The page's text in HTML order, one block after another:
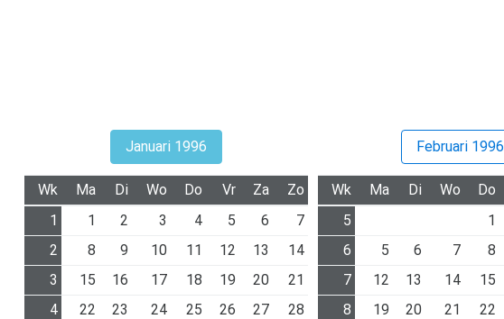
Januari 1996
Wk Ma Di Wo Do Vr Za
Zo
1
1 2 3 4 5 6
7
2
8 9 10 11 12 13
14
3
15 16 17 18 19 20
21
4
22 23 24 25 26 27
28
Februari 1996
Wk Ma Di Wo Do
5
1
6
5 6 7 8
7
12 13 14 15
8
19 20 21 22